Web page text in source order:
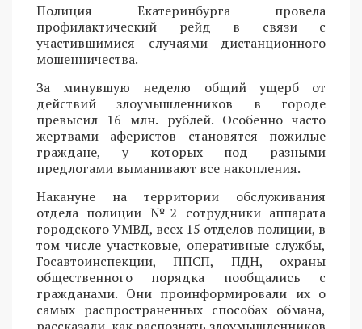
Полиция Екатеринбурга провела
профилактический рейд в связи с
участившимися случаями дистанционного
мошенничества.
За минувшую неделю общий ущерб от
действий злоумышленников в городе
превысил 16 млн. рублей. Особенно часто
жертвами аферистов становятся пожилые
граждане, у которых под разными
предлогами выманивают все накопления.
Накануне на территории обслуживания
отдела полиции №2 сотрудники аппарата
городского УМВД, всех 15 отделов полиции, в
том числе участковые, оперативные службы,
Госавтоинспекции, ППСП, ПДН, охраны
общественного порядка пообщались с
гражданами. Они проинформировали их о
самых распространенных способах обмана,